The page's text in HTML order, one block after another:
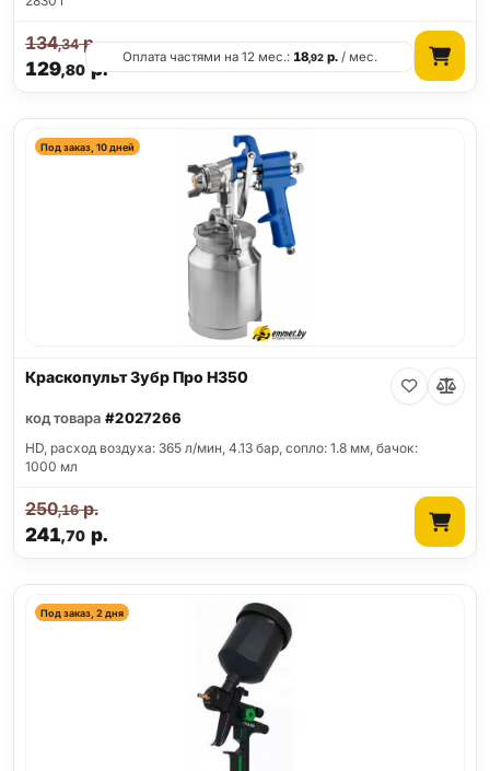
129,80р.
134,34р.
Оплата частями на 12 мес.:18,92 р. / мес.
Под заказ, 10 дней
Краскопульт Зубр Про Н350
код товара #2027266
HD, расход воздуха: 365 л/мин, 4.13 бар, сопло: 1.8 мм, бачок:
1000 мл
241,70р.
250,16р.
Под заказ, 2 дня